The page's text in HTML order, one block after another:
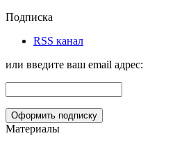
Подписка
RSS канал
или введите ваш email адрес:
Материалы